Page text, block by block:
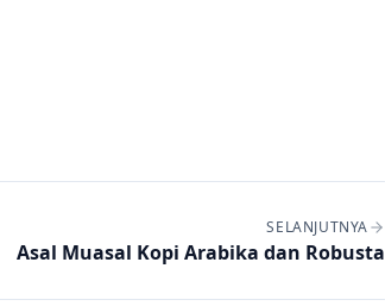
SELANJUTNYA
Asal Muasal Kopi Arabika dan Robusta